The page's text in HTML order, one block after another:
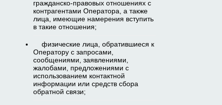
гражданско-правовых отношениях с
контрагентами Оператора, а также
лица, имеющие намерения вступить
в такие отношения;
физические лица, обратившиеся к
Оператору с запросами,
сообщениями, заявлениями,
жалобами, предложениями с
использованием контактной
информации или средств сбора
обратной связи;